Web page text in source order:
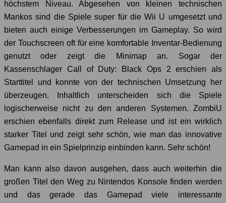
höchstem Niveau. Abgesehen von kleinen technischen
Mankos sind die Spiele super für die Wii U umgesetzt und
bieten auch einige Verbesserungen im Gameplay. So wird
der Touchscreen oft für eine komfortable Inventar-Bedienung
genutzt oder zeigt die Minimap an. Sogar der
Kassenschlager Call of Duty: Black Ops 2 erschien als
Starttitel und konnte von der technischen Umsetzung her
überzeugen. Inhaltlich unterscheiden sich die Spiele
logischerweise nicht zu den anderen Systemen. ZombiU
erschien ebenfalls direkt zum Release und ist ein wirklich
starker Titel und zeigt sehr schön, wie man das innovative
Gamepad in ein Spielprinzip einbinden kann. Sehr schön!
Man kann also davon ausgehen, dass auch weiterhin die
großen Titel den Weg zu Nintendos Konsole finden werden
und das gerade das Gamepad viele interessante